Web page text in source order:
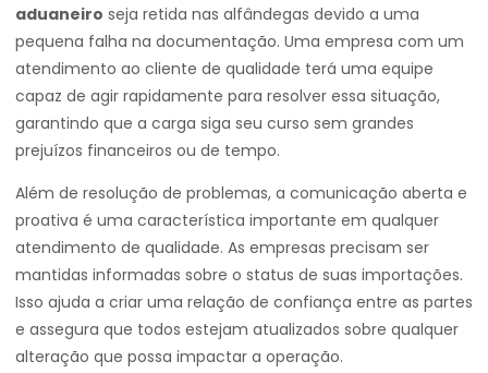
aduaneiro seja retida nas alfândegas devido a uma
pequena falha na documentação. Uma empresa com um
atendimento ao cliente de qualidade terá uma equipe
capaz de agir rapidamente para resolver essa situação,
garantindo que a carga siga seu curso sem grandes
prejuízos financeiros ou de tempo.
Além de resolução de problemas, a comunicação aberta e
proativa é uma característica importante em qualquer
atendimento de qualidade. As empresas precisam ser
mantidas informadas sobre o status de suas importações.
Isso ajuda a criar uma relação de confiança entre as partes
e assegura que todos estejam atualizados sobre qualquer
alteração que possa impactar a operação.